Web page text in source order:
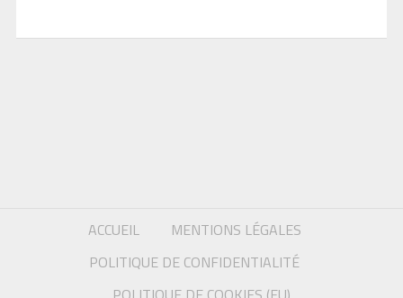
ACCUEIL
MENTIONS LÉGALES
POLITIQUE DE CONFIDENTIALITÉ